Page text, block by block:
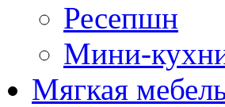
Ресепшн
Мини-
Мягкая